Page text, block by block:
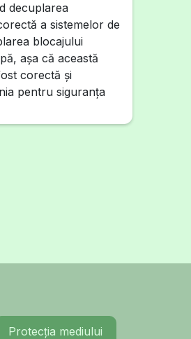
decuplarea
a sistemelor de
blocajului
așa că această
corectă și
pentru siguranța
Protecția mediului